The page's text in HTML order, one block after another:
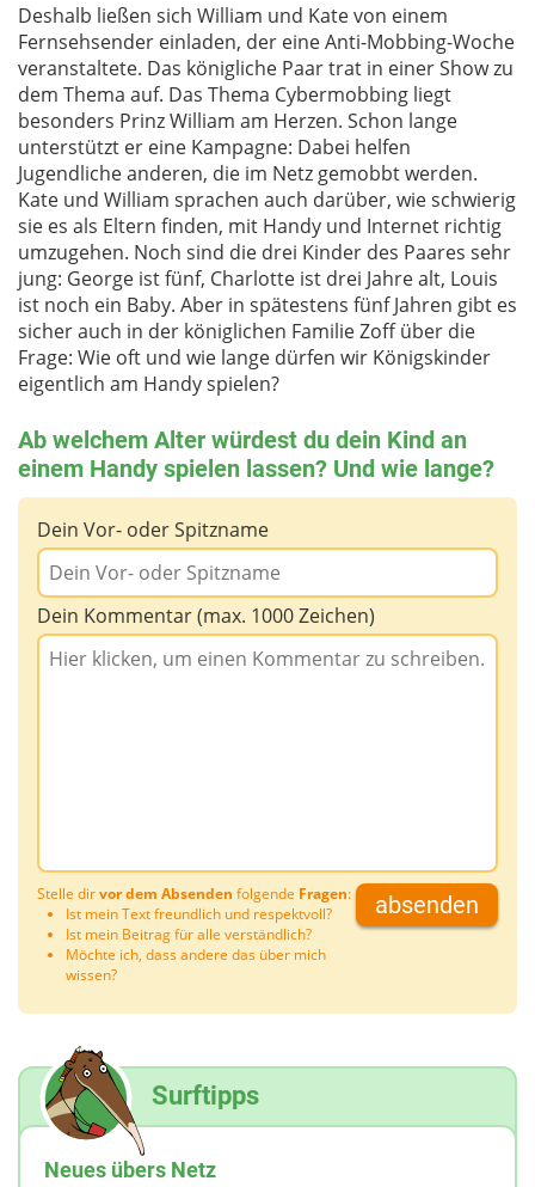
Deshalb ließen sich William und Kate von einem
Fernsehsender einladen, der eine Anti-Mobbing-Woche
veranstaltete. Das königliche Paar trat in einer Show zu
dem Thema auf. Das Thema Cybermobbing liegt
besonders Prinz William am Herzen. Schon lange
unterstützt er eine Kampagne: Dabei helfen
Jugendliche anderen, die im Netz gemobbt werden.
Kate und William sprachen auch darüber, wie schwierig
sie es als Eltern finden, mit Handy und Internet richtig
umzugehen. Noch sind die drei Kinder des Paares sehr
jung: George ist fünf, Charlotte ist drei Jahre alt, Louis
ist noch ein Baby. Aber in spätestens fünf Jahren gibt es
sicher auch in der königlichen Familie Zoff über die
Frage: Wie oft und wie lange dürfen wir Königskinder
eigentlich am Handy spielen?
Ab welchem Alter würdest du dein Kind an
einem Handy spielen lassen? Und wie lange?
Dein Vor- oder Spitzname
Dein Kommentar (max. 1000 Zeichen)
Stelle dirvor dem Absenden folgende Fragen:
Ist mein Text freundlich und respektvoll?
Ist mein Beitrag für alle verständlich?
Möchte ich, dass andere das über mich
wissen?
absenden
Surftipps
Neues übers Netz